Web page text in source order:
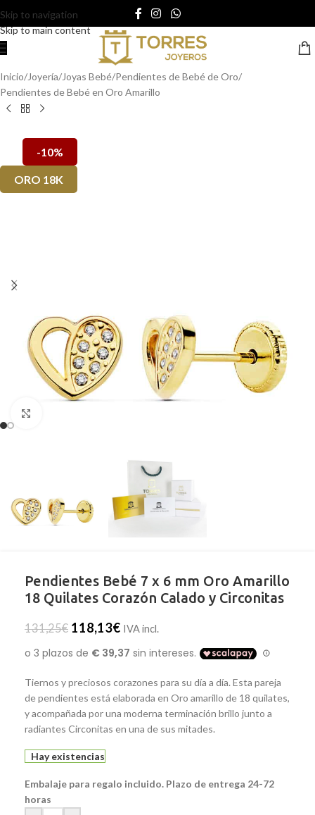
Skip to navigation
Skip to main content
Inicio/Joyería/Joyas Bebé/Pendientes de Bebé de Oro/
Pendientes de Bebé en Oro Amarillo
-10%
ORO 18K
Pendientes Bebé 7 x 6 mm Oro Amarillo
18 Quilates Corazón Calado y Circonitas
131,25€ 118,13€ IVA incl.
Tiernos y preciosos corazones para su día a día. Esta pareja
de pendientes está elaborada en Oro amarillo de 18 quilates,
y acompañada por una moderna terminación brillo junto a
radiantes Circonitas en una de sus mitades.
Hay existencias
Embalaje para regalo incluido. Plazo de entrega 24-72
horas